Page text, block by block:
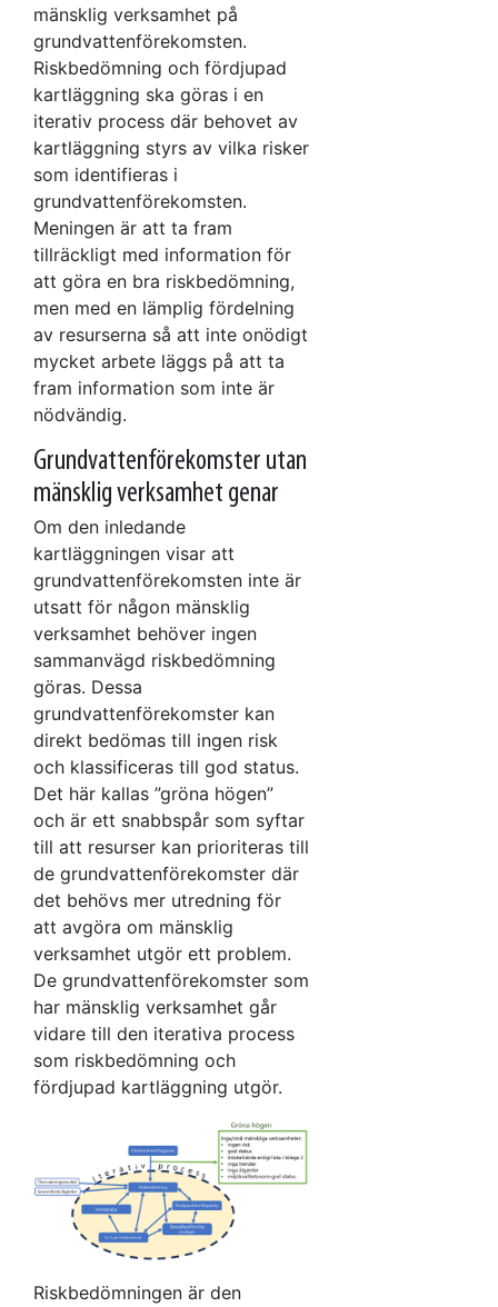
mänsklig verksamhet på
grundvattenförekomsten.
Riskbedömning och fördjupad
kartläggning ska göras i en
iterativ process där behovet av
kartläggning styrs av vilka risker
som identifieras i
grundvattenförekomsten.
Meningen är att ta fram
tillräckligt med information för
att göra en bra riskbedömning,
men med en lämplig fördelning
av resurserna så att inte onödigt
mycket arbete läggs på att ta
fram information som inte är
nödvändig.
Grundvattenförekomster utan
mänsklig verksamhet genar
Om den inledande
kartläggningen visar att
grundvattenförekomsten inte är
utsatt för någon mänsklig
verksamhet behöver ingen
sammanvägd riskbedömning
göras. Dessa
grundvattenförekomster kan
direkt bedömas till ingen risk
och klassificeras till god status.
Det här kallas ”gröna högen”
och är ett snabbspår som syftar
till att resurser kan prioriteras till
de grundvattenförekomster där
det behövs mer utredning för
att avgöra om mänsklig
verksamhet utgör ett problem.
De grundvattenförekomster som
har mänsklig verksamhet går
vidare till den iterativa process
som riskbedömning och
fördjupad kartläggning utgör.
Riskbedömningen är den